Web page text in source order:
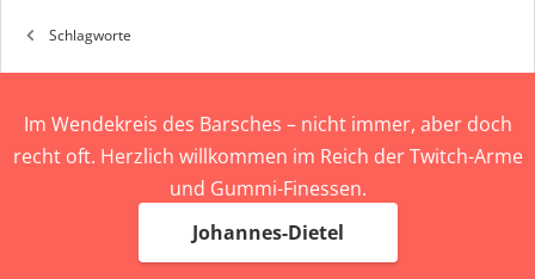
Schlagworte
Im Wendekreis des Barsches – nicht immer, aber doch
recht oft. Herzlich willkommen im Reich der Twitch-Arme
und Gummi-Finessen.
Johannes-Dietel